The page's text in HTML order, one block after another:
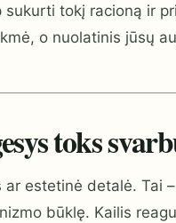
tokį racioną ir
o nuolatinis jūsų
toks
estetinė detalė. Tai
būklę. Kailis